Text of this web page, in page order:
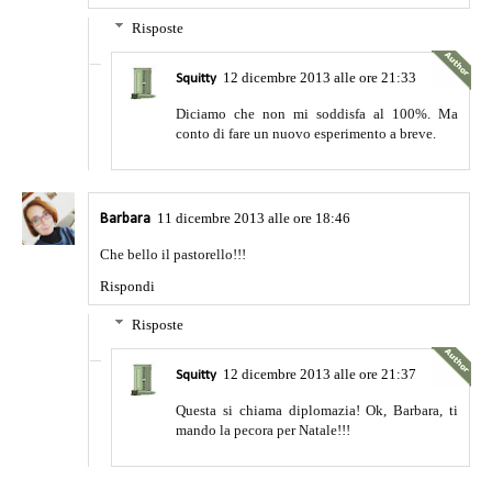
Risposte
Squitty 12 dicembre 2013 alle ore 21:33
Diciamo che non mi soddisfa al 100%. Ma
conto di fare un nuovo esperimento a breve.
Barbara 11 dicembre 2013 alle ore 18:46
Che bello il pastorello!!!
Rispondi
Risposte
Squitty 12 dicembre 2013 alle ore 21:37
Questa si chiama diplomazia! Ok, Barbara, ti
mando la pecora per Natale!!!